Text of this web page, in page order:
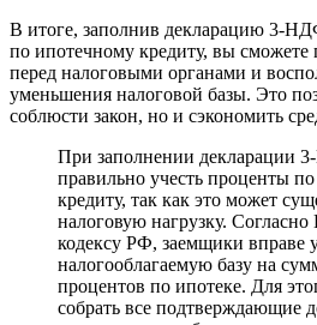
В итоге, заполнив декларацию 3-
по ипотечному кредиту, вы сможете
перед налоговыми органами и
уменьшения налоговой базы. Это
соблюсти закон, но и сэкономить
При заполнении декларации
правильно учесть проценты
кредиту, так как это может
налоговую нагрузку.
кодексу РФ, заемщики вправе
налогооблагаемую базу на
процентов по ипотеке. Для
собрать все подтверждающие